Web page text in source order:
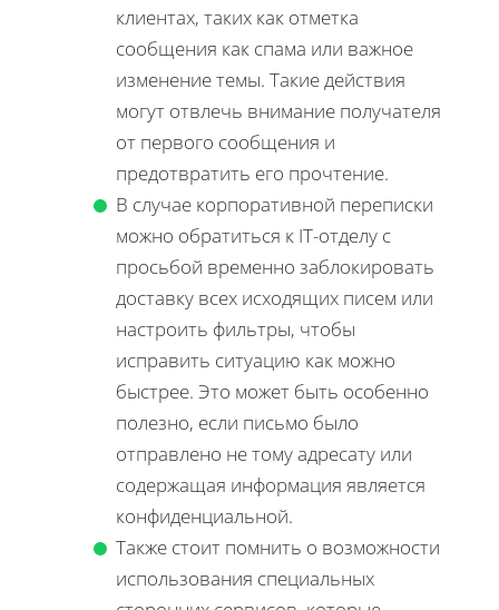
клиентах, таких как отметка
сообщения как спама или важное
изменение темы. Такие действия
могут отвлечь внимание получателя
от первого сообщения и
предотвратить его прочтение.
В случае корпоративной переписки
можно обратиться к IT-отделу с
просьбой временно заблокировать
доставку всех исходящих писем или
настроить фильтры, чтобы
исправить ситуацию как можно
быстрее. Это может быть особенно
полезно, если письмо было
отправлено не тому адресату или
содержащая информация является
конфиденциальной.
Также стоит помнить о возможности
использования специальных